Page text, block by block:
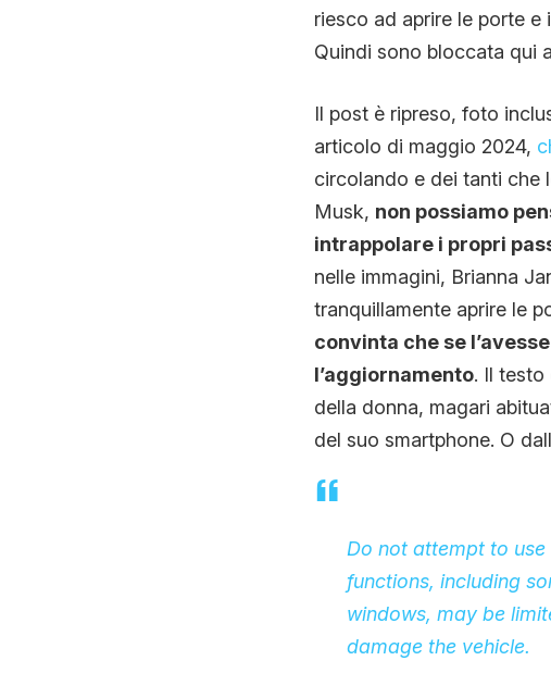
riesco ad aprire le porte e
Quindi sono bloccata qui
Il post è ripreso, foto
articolo di maggio 2024,
circolando e dei tanti che
Musk, non possiamo
intrappolare i propri
nelle immagini, Brianna
tranquillamente aprire le
convinta che se
l’aggiornamento. Il testo
della donna, magari
del suo smartphone. O
Do not attempt to use
functions, including
windows, may be
damage the vehicle.